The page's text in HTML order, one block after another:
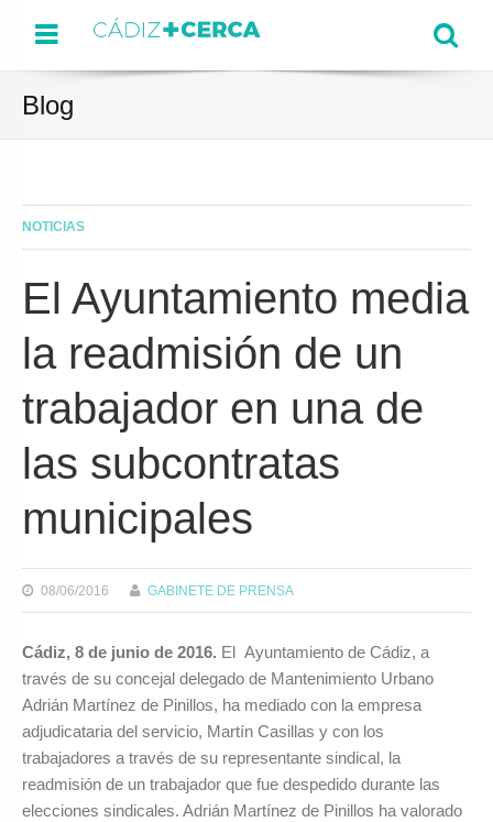
Menu
Blog
NOTICIAS
El Ayuntamiento media
la readmisión de un
trabajador en una de
las subcontratas
municipales
08/06/2016 GABINETE DE PRENSA
Cádiz, 8 de junio de 2016. El Ayuntamiento de Cádiz, a
través de su concejal delegado de Mantenimiento Urbano
Adrián Martínez de Pinillos, ha mediado con la empresa
adjudicataria del servicio, Martín Casillas y con los
trabajadores a través de su representante sindical, la
readmisión de un trabajador que fue despedido durante las
elecciones sindicales. Adrián Martínez de Pinillos ha valorado